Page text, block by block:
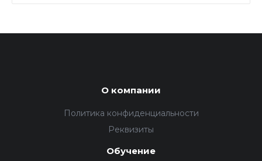
О компании
Политика конфиденциальности
Реквизиты
Обучение